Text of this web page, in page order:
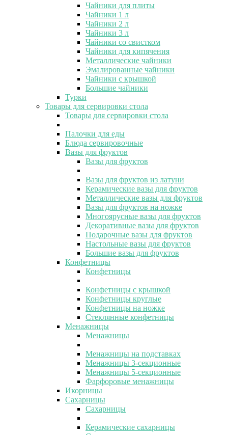
Чайники для плиты
Чайники 1 л
Чайники 2 л
Чайники 3 л
Чайники со свистком
Чайники для кипячения
Металлические чайники
Эмалированные чайники
Чайники с крышкой
Большие чайники
Турки
Товары для сервировки стола
Товары для сервировки стола
Палочки для еды
Блюда сервировочные
Вазы для фруктов
Вазы для фруктов
Вазы для фруктов из латуни
Керамические вазы для фруктов
Металлические вазы для фруктов
Вазы для фруктов на ножке
Многоярусные вазы для фруктов
Декоративные вазы для фруктов
Подарочные вазы для фруктов
Настольные вазы для фруктов
Большие вазы для фруктов
Конфетницы
Конфетницы
Конфетницы с крышкой
Конфетницы круглые
Конфетницы на ножке
Стеклянные конфетницы
Менажницы
Менажницы
Менажницы на подставках
Менажницы 3-секционные
Менажницы 5-секционные
Фарфоровые менажницы
Икорницы
Сахарницы
Сахарницы
Керамические сахарницы